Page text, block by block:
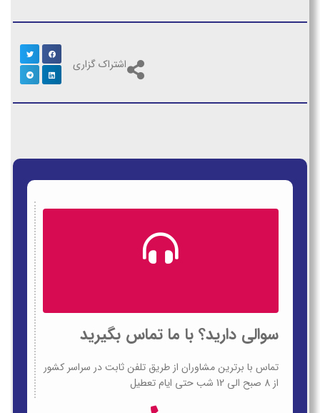
اشتراک گزاری
سوالی دارید؟ با ما تماس بگیرید
تماس با برترین مشاوران از طریق تلفن ثابت در سراسر کشور
از 8 صبح الی 12 شب حتی ایام تعطیل